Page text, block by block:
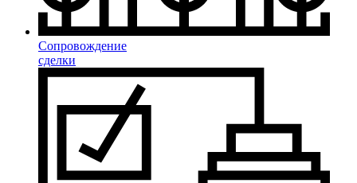
Сопровождение
сделки